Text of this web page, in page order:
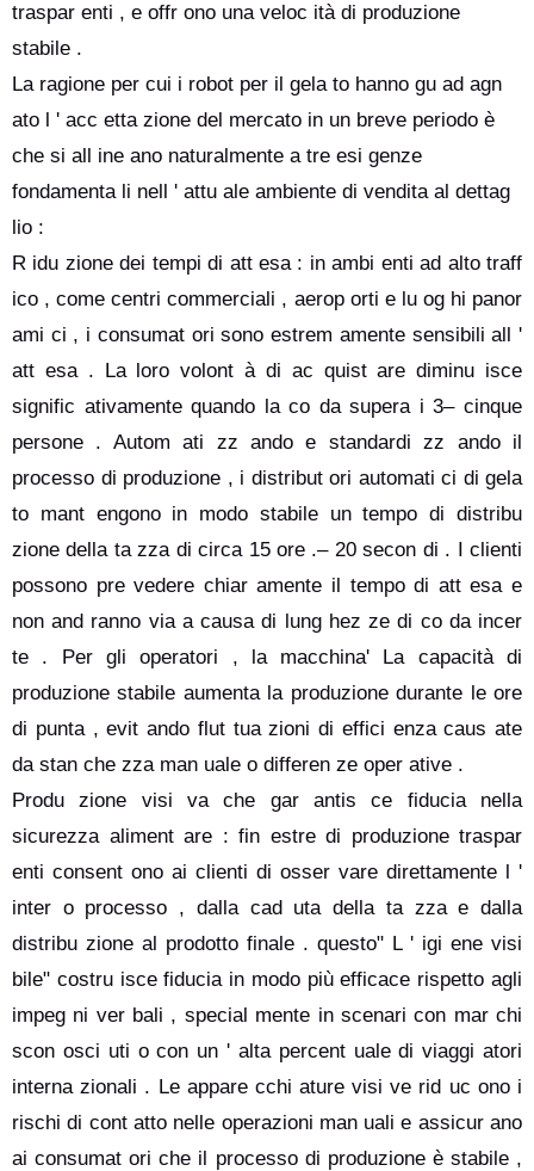
traspar enti , e offr ono una veloc ità di produzione
stabile .
La ragione per cui i robot per il gela to hanno gu ad agn
ato l ' acc etta zione del mercato in un breve periodo è
che si all ine ano naturalmente a tre esi genze
fondamenta li nell ' attu ale ambiente di vendita al dettag
lio :
R idu zione dei tempi di att esa : in ambi enti ad alto traff
ico , come centri commerciali , aerop orti e lu og hi panor
ami ci , i consumat ori sono estrem amente sensibili all '
att esa . La loro volont à di ac quist are diminu isce
signific ativamente quando la co da supera i 3– cinque
persone . Autom ati zz ando e standardi zz ando il
processo di produzione , i distribut ori automati ci di gela
to mant engono in modo stabile un tempo di distribu
zione della ta zza di circa 15 ore .– 20 secon di . I clienti
possono pre vedere chiar amente il tempo di att esa e
non and ranno via a causa di lung hez ze di co da incer
te . Per gli operatori , la macchina' La capacità di
produzione stabile aumenta la produzione durante le ore
di punta , evit ando flut tua zioni di effici enza caus ate
da stan che zza man uale o differen ze oper ative .
Produ zione visi va che gar antis ce fiducia nella
sicurezza aliment are : fin estre di produzione traspar
enti consent ono ai clienti di osser vare direttamente l '
inter o processo , dalla cad uta della ta zza e dalla
distribu zione al prodotto finale . questo" L ' igi ene visi
bile" costru isce fiducia in modo più efficace rispetto agli
impeg ni ver bali , special mente in scenari con mar chi
scon osci uti o con un ' alta percent uale di viaggi atori
interna zionali . Le appare cchi ature visi ve rid uc ono i
rischi di cont atto nelle operazioni man uali e assicur ano
ai consumat ori che il processo di produzione è stabile ,